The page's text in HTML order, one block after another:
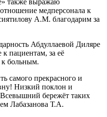
медперсонала к
А.М. благодарим за
Абдуллаевой Диляре
к пациентам, за её
больным.
самого прекрасного и
Низкий поклон и
бережёт таких
Лабазанова Т.А.